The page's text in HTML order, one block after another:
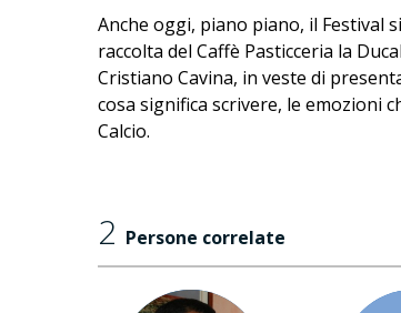
Anche oggi, piano piano, il Festival
raccolta del Caffè Pasticceria la
Cristiano Cavina, in veste di
cosa significa scrivere, le emozioni
Calcio.
2 Persone correlate